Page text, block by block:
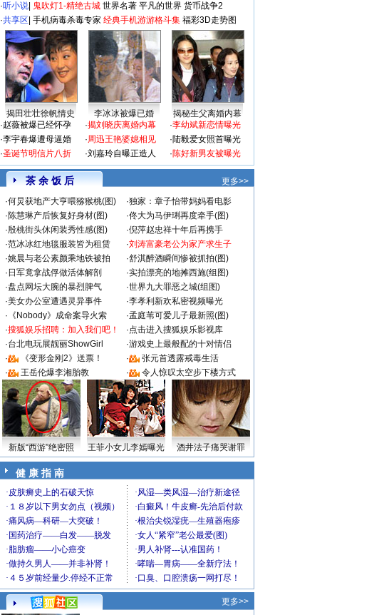
·听小说 鬼吹灯1-精绝古城 世界名著 平凡的世界 货币战争2
·共享区 手机病毒杀毒专家 经典手机游游格斗集 福彩3D走势图
揭田壮壮徐帆情史 李冰冰被爆已婚
揭秘生父离婚内幕
·赵薇被爆已经怀孕
·李宇春爆遭母逼婚
·圣诞节明信片八折
·揭刘晓庆离婚内幕
·周迅王艳婆媳相见
·刘嘉玲自曝正造人
·李幼斌新恋情曝光
·陆毅爱女照首曝光
·陈好新男友被曝光
茶 余 饭 后
更多>>
·何炅获地产大亨喂猕猴桃(图) ·独家：章子怡带妈妈看电影
·陈慧琳产后恢复好身材(图) ·佟大为马伊琍再度牵手(图)
·殷桃街头休闲装秀性感(图) ·倪萍赵忠祥十年后再携手
·范冰冰红地毯服装皆为租赁 ·刘涛富豪老公为家产求生子
·姚晨与老公素颜乘地铁被拍 ·舒淇醉酒瞬间惨被抓拍(图)
· 日军竟拿战俘做活体解剖 ·实拍漂亮的地摊西施(组图)
·盘点网坛大腕的暴烈脾气 ·世界九大罪恶之城(组图)
·美女办公室遭遇灵异事件 ·李孝利新欢私密视频曝光
· 《Nobody》成命案导火索 ·孟庭苇可爱儿子最新照(图)
·搜狐娱乐招聘：加入我们吧！ ·点击进入搜狐娱乐影视库
·台北电玩展靓丽ShowGirl ·游戏史上最般配的十对情侣
·
《变形金刚2》送票！ ·
张元首透露戒毒生活
·
王岳伦爆李湘胎教 · 令人惊叹太空步下楼方式
新版“西游”绝密照 王菲小女儿李嫣曝光 酒井法子痛哭谢罪
健 康 指 南
更多>>